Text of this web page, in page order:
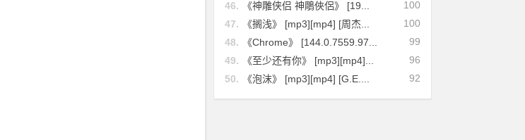
100
46.
《神雕侠侣 神鵰俠侶》 [19...
100
47.
《搁浅》 [mp3][mp4] [周杰...
99
48.
《Chrome》 [144.0.7559.97...
96
49.
《至少还有你》 [mp3][mp4]...
92
50. 《泡沫》 [mp3][mp4] [G.E....